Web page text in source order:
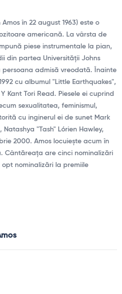
în 22 august 1963) este o
americană. La vârsta de
piese instrumentale la pian,
din partea Universității Johns
persoana admisă vreodată. Înainte
cu albumul "Little Earthquakes",
Kant Tori Read. Piesele ei cuprind
sexualitatea, feminismul,
cu inginerul ei de sunet Mark
"Tash" Lórien Hawley,
2000. Amos locuiește acum în
Cântăreața are cinci nominalizări
opt nominalizări la premiile